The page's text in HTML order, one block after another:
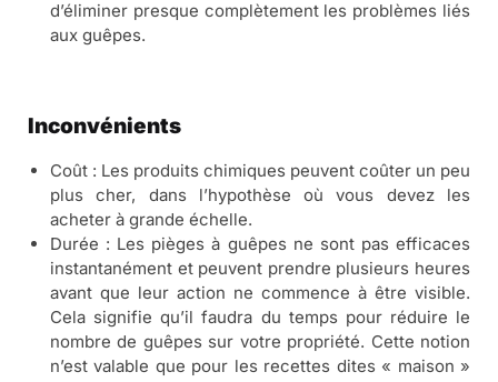
d’éliminer presque complètement les problèmes liés
aux guêpes.
Inconvénients
Coût : Les produits chimiques peuvent coûter un peu
plus cher, dans l’hypothèse où vous devez les
acheter à grande échelle.
Durée : Les pièges à guêpes ne sont pas efficaces
instantanément et peuvent prendre plusieurs heures
avant que leur action ne commence à être visible.
Cela signifie qu’il faudra du temps pour réduire le
nombre de guêpes sur votre propriété. Cette notion
n’est valable que pour les recettes dites « maison »